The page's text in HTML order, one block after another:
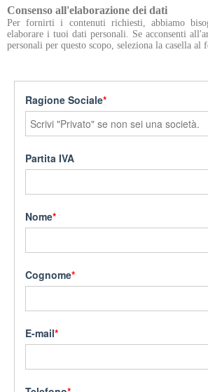
Consenso all'elaborazione dei dati
Per fornirti i contenuti richiesti, abbiamo
elaborare i tuoi dati personali. Se acconsenti
personali per questo scopo, seleziona la casella al